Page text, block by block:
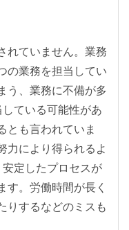
れていません。業務
の業務を担当してい
う、業務に不備が多
ている可能性があ
とも言われていま
力により得られるよ
定したプロセスが
す。労働時間が長く
りするなどのミスも